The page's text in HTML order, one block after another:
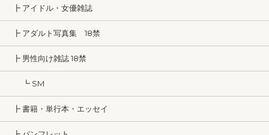
┣ アイドル・女優雑誌
┣ アダルト写真集 18禁
┣ 男性向け雑誌 18禁
┗ SM
┣ 書籍・単行本・エッセイ